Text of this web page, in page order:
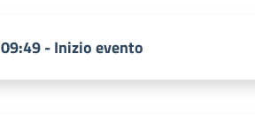
09:49 - Inizio evento